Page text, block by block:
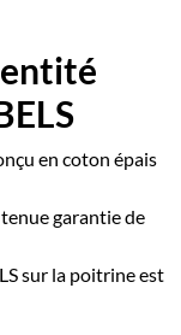
en coton épais
garantie de
sur la poitrine est